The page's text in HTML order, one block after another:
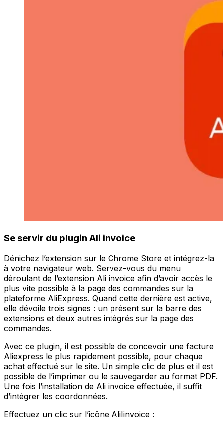
Se servir du plugin Ali invoice
Dénichez l’extension sur le Chrome Store et intégrez-la
à votre navigateur web. Servez-vous du menu
déroulant de l’extension Ali invoice afin d’avoir accès le
plus vite possible à la page des commandes sur la
plateforme AliExpress. Quand cette dernière est active,
elle dévoile trois signes : un présent sur la barre des
extensions et deux autres intégrés sur la page des
commandes.
Avec ce plugin, il est possible de concevoir une facture
Aliexpress le plus rapidement possible, pour chaque
achat effectué sur le site. Un simple clic de plus et il est
possible de l’imprimer ou le sauvegarder au format PDF.
Une fois l’installation de Ali invoice effectuée, il suffit
d’intégrer les coordonnées.
Effectuez un clic sur l’icône AliIinvoice :